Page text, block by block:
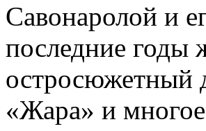
Савонаролой и
последние годы
остросюжетный
«Жара» и